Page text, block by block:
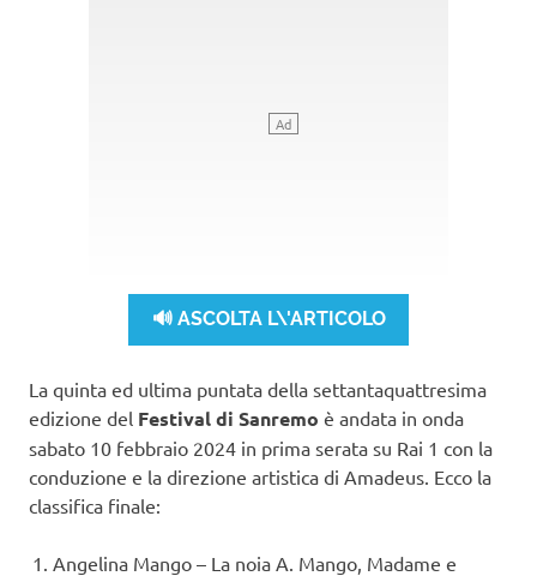
🔊 ASCOLTA L\'ARTICOLO
La quinta ed ultima puntata della settantaquattresima
edizione del Festival di Sanremo è andata in onda
sabato 10 febbraio 2024 in prima serata su Rai 1 con la
conduzione e la direzione artistica di Amadeus. Ecco la
classifica finale:
Angelina Mango – La noia A. Mango, Madame e